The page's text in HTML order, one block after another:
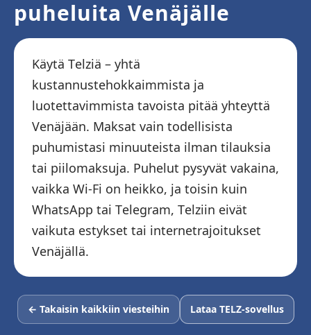
puheluita Venäjälle
Käytä Telziä – yhtä
kustannustehokkaimmista ja
luotettavimmista tavoista pitää yhteyttä
Venäjään. Maksat vain todellisista
puhumistasi minuuteista ilman tilauksia
tai piilomaksuja. Puhelut pysyvät vakaina,
vaikka Wi-Fi on heikko, ja toisin kuin
WhatsApp tai Telegram, Telziin eivät
vaikuta estykset tai internetrajoitukset
Venäjällä.
← Takaisin kaikkiin viesteihin Lataa TELZ-sovellus